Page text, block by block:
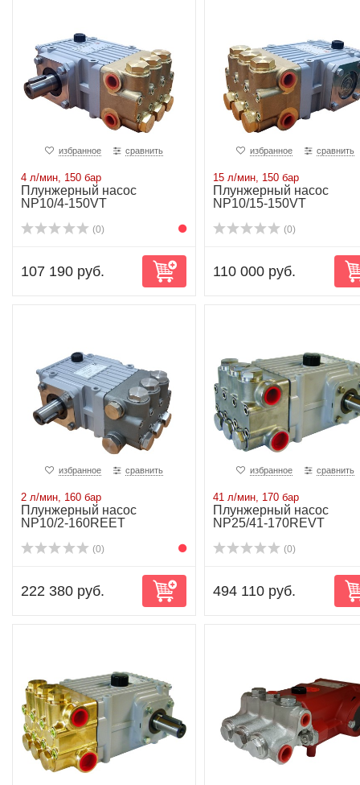
избранное сравнить
4 л/мин, 150 бар
Плунжерный насос
NP10/4-150VT
(0)
107 190 руб.
избранное сравнить
15 л/мин, 150 бар
Плунжерный насос
NP10/15-150VT
(0)
110 000 руб.
избранное сравнить
2 л/мин, 160 бар
Плунжерный насос
NP10/2-160REET
(0)
222 380 руб.
избранное сравнить
41 л/мин, 170 бар
Плунжерный насос
NP25/41-170REVT
(0)
494 110 руб.